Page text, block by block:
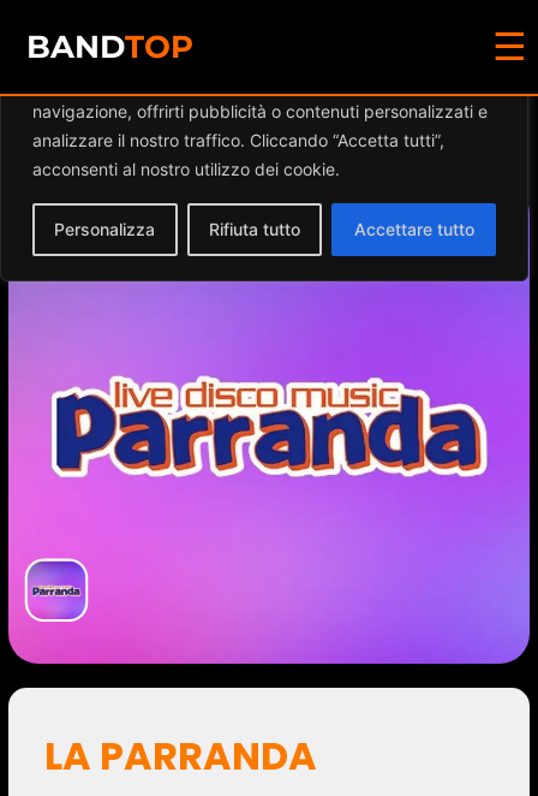
Diamo valore alla tua privacy
navigazione, offrirti pubblicità o contenuti personalizzati e
analizzare il nostro traffico. Cliccando “Accetta tutti”,
acconsenti al nostro utilizzo dei cookie.
Personalizza Rifiuta tutto Accettare tutto
BANDTOP ☰
Events at this location
LA PARRANDA